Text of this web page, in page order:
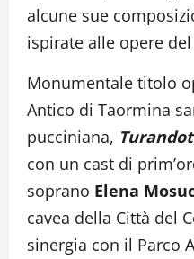
alcune sue
ispirate alle opere
Monumentale titolo
Antico di Taormina
pucciniana, Turandot
con un cast di
soprano Elena
cavea della Città del
sinergia con il Parco